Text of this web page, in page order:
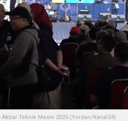
Teknik Mesin 2025 (Yordan/Kanal24)